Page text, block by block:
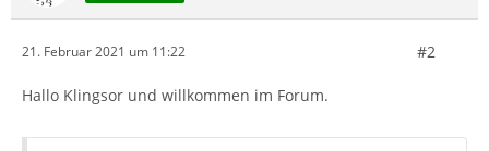
21. Februar 2021 um 11:22 #2
Hallo Klingsor und willkommen im Forum.